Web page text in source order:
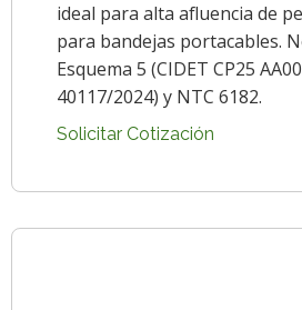
ideal para alta afluencia de
para bandejas portacables.
Esquema 5 (CIDET CP25
40117/2024) y NTC 6182.
Solicitar Cotización